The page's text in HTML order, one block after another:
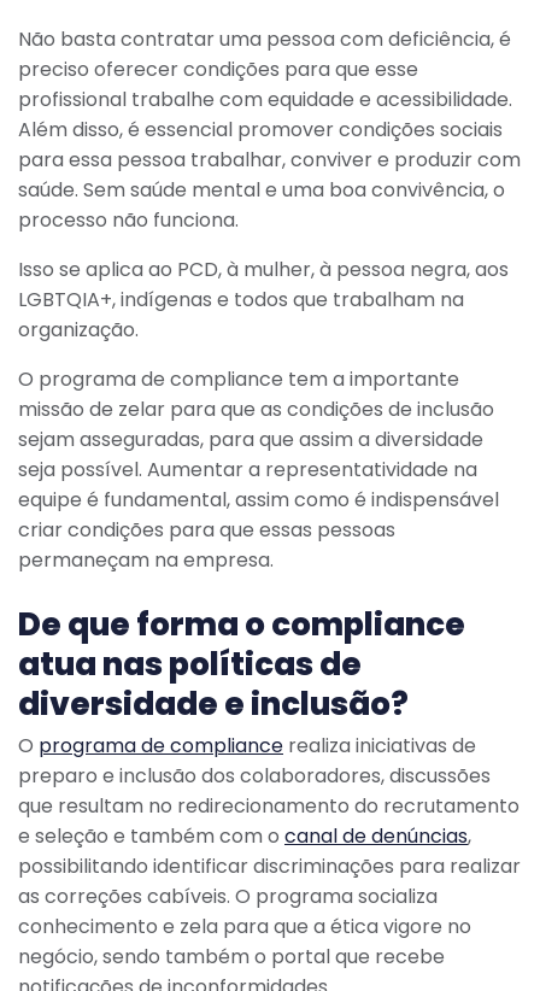
Não basta contratar uma pessoa com deficiência, é
preciso oferecer condições para que esse
profissional trabalhe com equidade e acessibilidade.
Além disso, é essencial promover condições sociais
para essa pessoa trabalhar, conviver e produzir com
saúde. Sem saúde mental e uma boa convivência, o
processo não funciona.
Isso se aplica ao PCD, à mulher, à pessoa negra, aos
LGBTQIA+, indígenas e todos que trabalham na
organização.
O programa de compliance tem a importante
missão de zelar para que as condições de inclusão
sejam asseguradas, para que assim a diversidade
seja possível. Aumentar a representatividade na
equipe é fundamental, assim como é indispensável
criar condições para que essas pessoas
permaneçam na empresa.
De que forma o compliance
atua nas políticas de
diversidade e inclusão?
O programa de compliance realiza iniciativas de
preparo e inclusão dos colaboradores, discussões
que resultam no redirecionamento do recrutamento
e seleção e também com o canal de denúncias,
possibilitando identificar discriminações para realizar
as correções cabíveis. O programa socializa
conhecimento e zela para que a ética vigore no
negócio, sendo também o portal que recebe